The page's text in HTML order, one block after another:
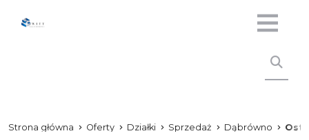
Strona główna Oferty Działki Sprzedaż Dąbrówno